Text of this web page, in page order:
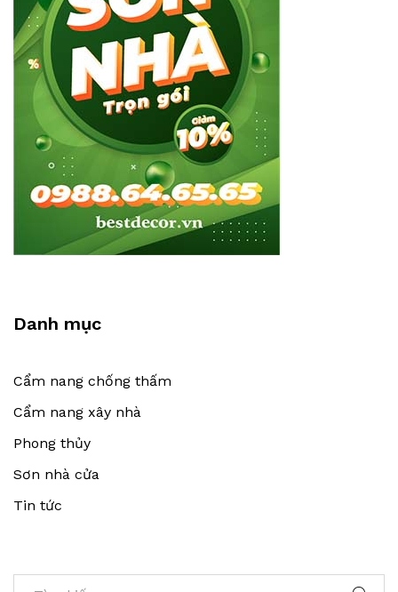
Danh mục
Cẩm nang chống thấm
Cẩm nang xây nhà
Phong thủy
Sơn nhà cửa
Tin tức